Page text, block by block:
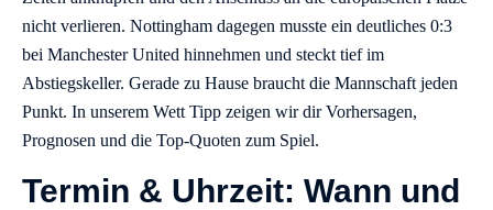
nicht verlieren. Nottingham dagegen musste ein deutliches 0:3
bei Manchester United hinnehmen und steckt tief im
Abstiegskeller. Gerade zu Hause braucht die Mannschaft jeden
Punkt. In unserem Wett Tipp zeigen wir dir Vorhersagen,
Prognosen und die Top-Quoten zum Spiel.
Termin & Uhrzeit: Wann und